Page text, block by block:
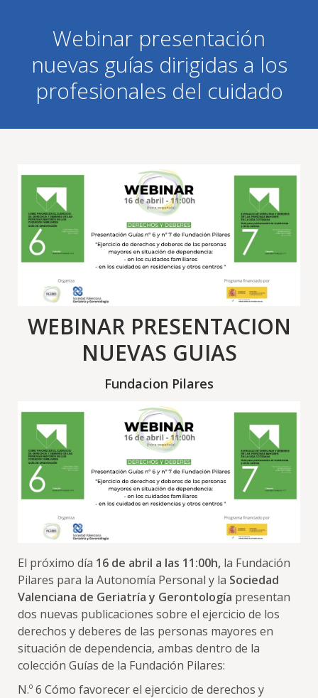
Webinar presentación
nuevas guías dirigidas a los
profesionales del cuidado
WEBINAR PRESENTACION
NUEVAS GUIAS
Fundacion Pilares
El próximo día 16 de abril a las 11:00h, la Fundación
Pilares para la Autonomía Personal y la Sociedad
Valenciana de Geriatría y Gerontología presentan
dos nuevas publicaciones sobre el ejercicio de los
derechos y deberes de las personas mayores en
situación de dependencia, ambas dentro de la
colección Guías de la Fundación Pilares:
N.º 6 Cómo favorecer el ejercicio de derechos y